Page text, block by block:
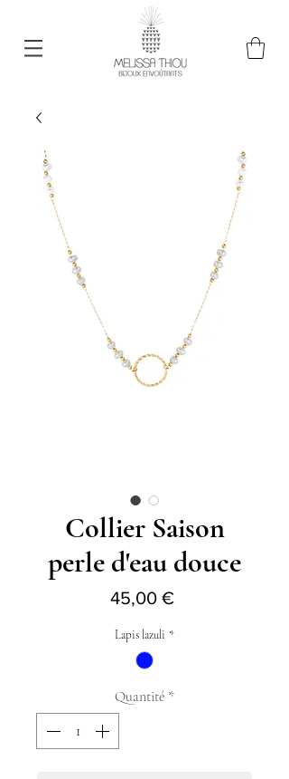
Collier Saison
perle d'eau douce
45,00 €Prix
Lapis lazuli *
Quantité *